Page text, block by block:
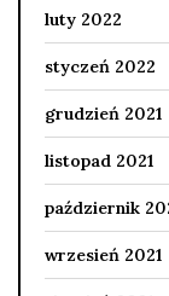
luty 2022
styczeń 2022
grudzień 2021
listopad 2021
październik
wrzesień 2021